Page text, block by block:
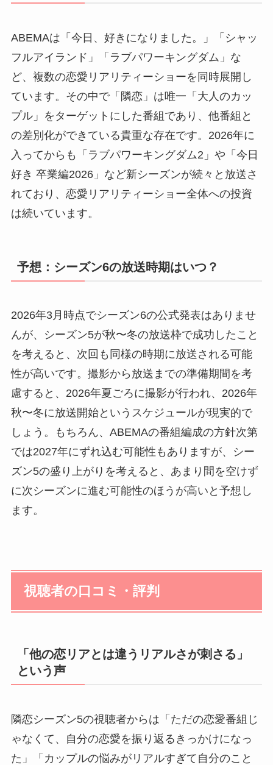
ABEMAは「今日、好きになりました。」「シャッ
フルアイランド」「ラブパワーキングダム」な
ど、複数の恋愛リアリティーショーを同時展開し
ています。その中で「隣恋」は唯一「大人のカッ
プル」をターゲットにした番組であり、他番組と
の差別化ができている貴重な存在です。2026年に
入ってからも「ラブパワーキングダム2」や「今日
好き 卒業編2026」など新シーズンが続々と放送さ
れており、恋愛リアリティーショー全体への投資
は続いています。
予想：シーズン6の放送時期はいつ？
2026年3月時点でシーズン6の公式発表はありませ
んが、シーズン5が秋〜冬の放送枠で成功したこと
を考えると、次回も同様の時期に放送される可能
性が高いです。撮影から放送までの準備期間を考
慮すると、2026年夏ごろに撮影が行われ、2026年
秋〜冬に放送開始というスケジュールが現実的で
しょう。もちろん、ABEMAの番組編成の方針次第
では2027年にずれ込む可能性もありますが、シー
ズン5の盛り上がりを考えると、あまり間を空けず
に次シーズンに進む可能性のほうが高いと予想し
ます。
視聴者の口コミ・評判
「他の恋リアとは違うリアルさが刺さる」
という声
隣恋シーズン5の視聴者からは「ただの恋愛番組じ
ゃなくて、自分の恋愛を振り返るきっかけになっ
た」「カップルの悩みがリアルすぎて自分のこと